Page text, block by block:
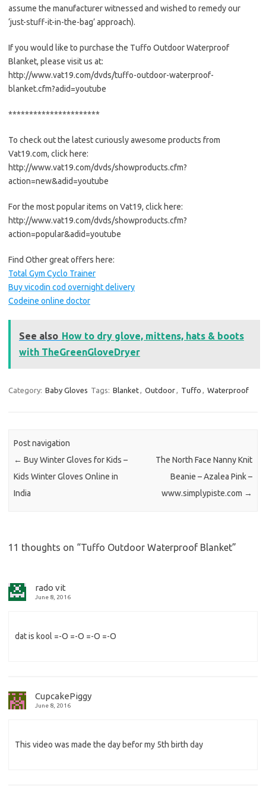
assume the manufacturer witnessed and wished to remedy our
‘just-stuff-it-in-the-bag’ approach).
If you would like to purchase the Tuffo Outdoor Waterproof
Blanket, please visit us at:
http://www.vat19.com/dvds/tuffo-outdoor-waterproof-
blanket.cfm?adid=youtube
**********************
To check out the latest curiously awesome products from
Vat19.com, click here:
http://www.vat19.com/dvds/showproducts.cfm?
action=new&adid=youtube
For the most popular items on Vat19, click here:
http://www.vat19.com/dvds/showproducts.cfm?
action=popular&adid=youtube
Find Other great offers here:
Total Gym Cyclo Trainer
Buy vicodin cod overnight delivery
Codeine online doctor
See also How to dry glove, mittens, hats & boots
with TheGreenGloveDryer
Category: Baby Gloves Tags: Blanket, Outdoor, Tuffo , Waterproof
Post navigation
← Buy Winter Gloves for Kids –
Kids Winter Gloves Online in
India
The North Face Nanny Knit
Beanie – Azalea Pink –
www.simplypiste.com →
11 thoughts on “Tuffo Outdoor Waterproof Blanket”
rado vit
June 8, 2016
dat is kool =-O =-O =-O =-O
CupcakePiggy
June 8, 2016
This video was made the day befor my 5th birth day